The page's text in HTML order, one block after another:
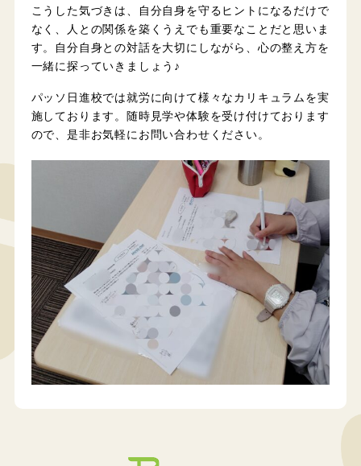
こうした気づきは、自分自身を守るヒントになるだけで
なく、人との関係を築くうえでも重要なことだと思いま
す。自分自身との対話を大切にしながら、心の整え方を
一緒に探っていきましょう♪
パッソ日進校では就労に向けて様々なカリキュラムを実
施しております。随時見学や体験を受け付けております
ので、是非お気軽にお問い合わせください。